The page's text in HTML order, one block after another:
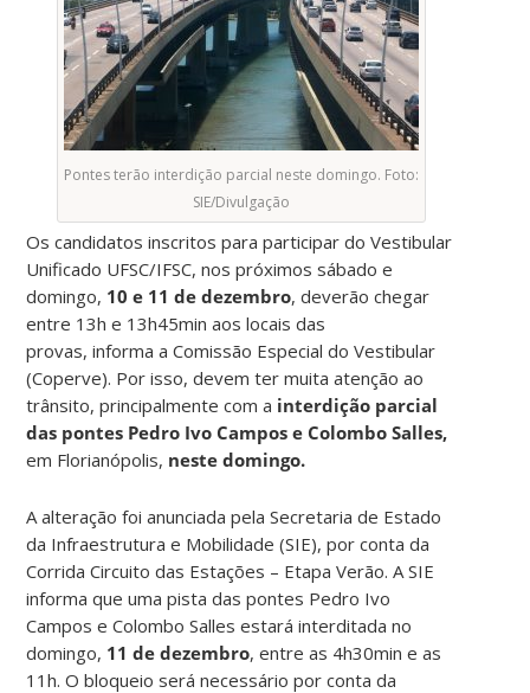
Pontes terão interdição parcial neste domingo. Foto:
SIE/Divulgação
Os candidatos inscritos para participar do Vestibular
Unificado UFSC/IFSC, nos próximos sábado e
domingo, 10 e 11 de dezembro, deverão chegar
entre 13h e 13h45min aos locais das
provas, informa a Comissão Especial do Vestibular
(Coperve). Por isso, devem ter muita atenção ao
trânsito, principalmente com a interdição parcial
das pontes Pedro Ivo Campos e Colombo Salles,
em Florianópolis, neste domingo.
A alteração foi anunciada pela Secretaria de Estado
da Infraestrutura e Mobilidade (SIE), por conta da
Corrida Circuito das Estações – Etapa Verão. A SIE
informa que uma pista das pontes Pedro Ivo
Campos e Colombo Salles estará interditada no
domingo, 11 de dezembro, entre as 4h30min e as
11h. O bloqueio será necessário por conta da